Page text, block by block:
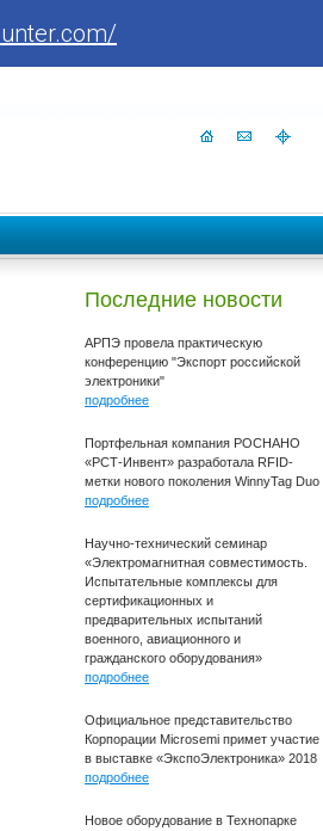
Последние новости
АРПЭ провела практическую
конференцию "Экспорт российской
электроники"
подробнее
Портфельная компания РОСНАНО
«РСТ-Инвент» разработала RFID-
метки нового поколения WinnyTag Duo
подробнее
Научно-технический семинар
«Электромагнитная совместимость.
Испытательные комплексы для
сертификационных и
предварительных испытаний
военного, авиационного и
гражданского оборудования»
подробнее
Официальное представительство
Корпорации Microsemi примет участие
в выставке «ЭкспоЭлектроника» 2018
подробнее
Новое оборудование в Технопарке